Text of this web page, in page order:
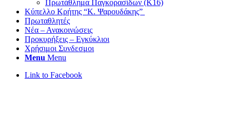
Πρωτάθλημα Παγκορασίδων (Κ16)
Κύπελλο Κρήτης “Κ. Ψαρουδάκης”
Πρωταθλητές
Νέα – Ανακοινώσεις
Προκυρήξεις – Εγκύκλιοι
Χρήσιμοι Συνδεσμοι
Menu Menu
Link to Facebook